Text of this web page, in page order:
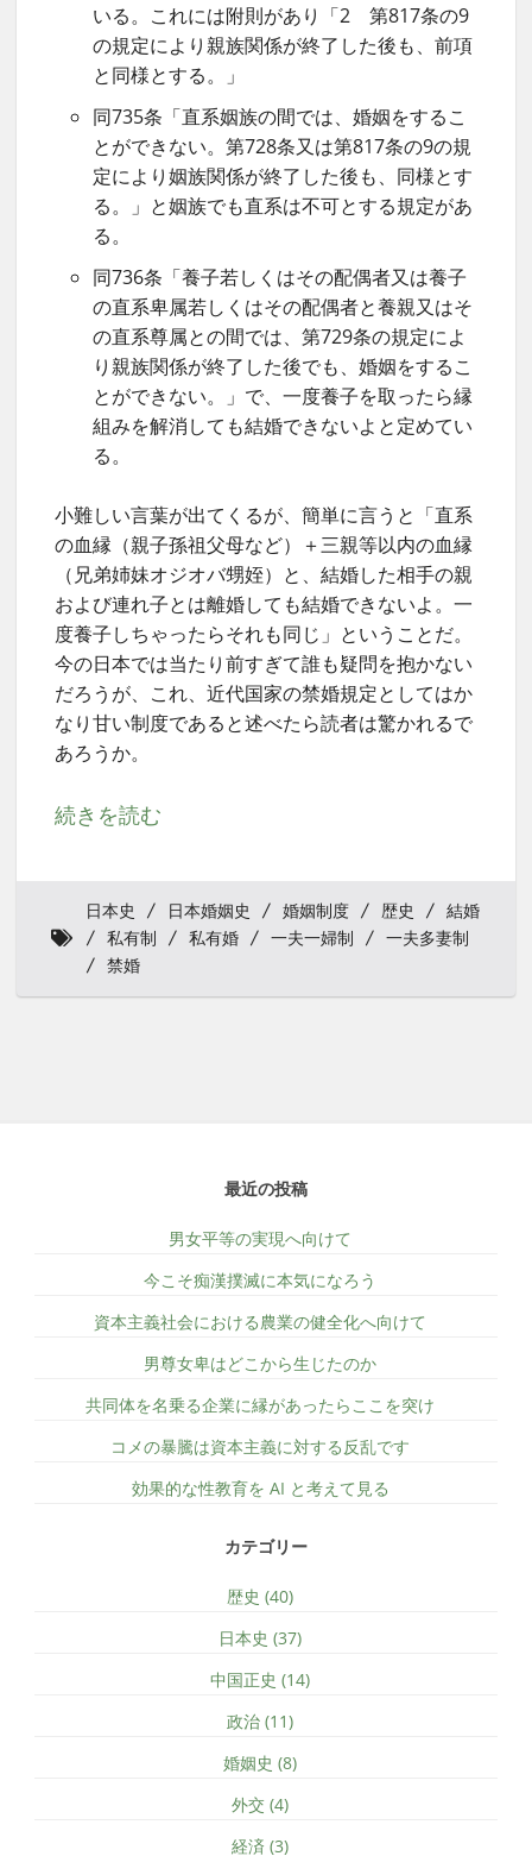
いる。これには附則があり「2 第817条の9
の規定により親族関係が終了した後も、前項
と同様とする。」
同735条「直系姻族の間では、婚姻をするこ
とができない。第728条又は第817条の9の規
定により姻族関係が終了した後も、同様とす
る。」と姻族でも直系は不可とする規定があ
る。
同736条「養子若しくはその配偶者又は養子
の直系卑属若しくはその配偶者と養親又はそ
の直系尊属との間では、第729条の規定によ
り親族関係が終了した後でも、婚姻をするこ
とができない。」で、一度養子を取ったら縁
組みを解消しても結婚できないよと定めてい
る。
小難しい言葉が出てくるが、簡単に言うと「直系
の血縁（親子孫祖父母など）＋三親等以内の血縁
（兄弟姉妹オジオバ甥姪）と、結婚した相手の親
および連れ子とは離婚しても結婚できないよ。一
度養子しちゃったらそれも同じ」ということだ。
今の日本では当たり前すぎて誰も疑問を抱かない
だろうが、これ、近代国家の禁婚規定としてはか
なり甘い制度であると述べたら読者は驚かれるで
あろうか。
続きを読む
日本史 日本婚姻史 婚姻制度 歴史
結婚
私有制
私有婚 一夫一婦制
一夫多妻制
禁婚
最近の投稿
男女平等の実現へ向けて
今こそ痴漢撲滅に本気になろう
資本主義社会における農業の健全化へ向けて
男尊女卑はどこから生じたのか
共同体を名乗る企業に縁があったらここを突け
コメの暴騰は資本主義に対する反乱です
効果的な性教育を AI と考えて見る
カテゴリー
歴史 (40)
日本史 (37)
中国正史 (14)
政治 (11)
婚姻史 (8)
外交 (4)
経済 (3)